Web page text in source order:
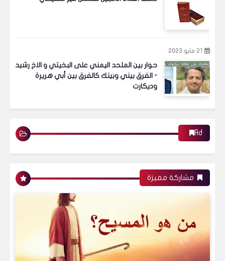
21 مايو 2023
حوار بين الملحد اليمني على البخيتي و الاخ رشيد
- الفرق بيني وبينك كالفرق بين أبي هريرة
وديكارت
Ad
مشاركة مميزة